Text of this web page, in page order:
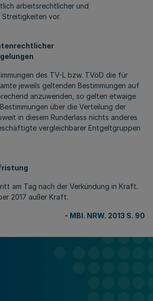
arbeitsrechtlicher und
vor.
des TV-L bzw. TVöD die für
jeweils geltenden Bestimmungen auf
anzuwenden, so gelten etwaige
über die Verteilung der
in diesem Runderlass nichts anderes
vergleichbarer Entgeltgruppen
am Tag nach der Verkündung in Kraft.
2017 außer Kraft.
- MBl. NRW. 2013 S. 90